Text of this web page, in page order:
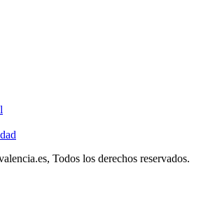
Todos los derechos reservados.